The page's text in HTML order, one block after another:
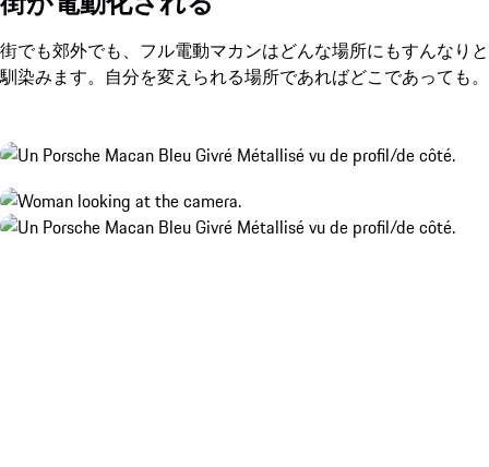
街でも郊外でも、フル電動マカンはどんな場所にもすんなりと
馴染みます。自分を変えられる場所であればどこであっても。